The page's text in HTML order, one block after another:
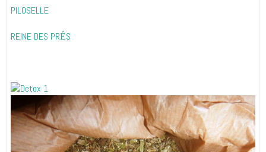
PILOSELLE
REINE DES PRÉS